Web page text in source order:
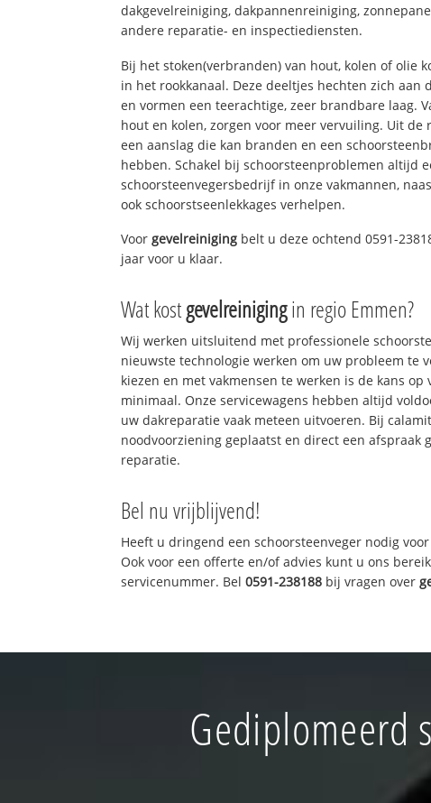
dakgevelreiniging, dakpannenreiniging,
andere reparatie- en inspectiediensten.
Bij het stoken(verbranden) van hout, kolen of olie
in het rookkanaal. Deze deeltjes hechten zich aan
en vormen een teerachtige, zeer brandbare laag.
hout en kolen, zorgen voor meer vervuiling. Uit de
een aanslag die kan branden en een
hebben. Schakel bij schoorsteenproblemen altijd
schoorsteenvegersbedrijf in onze vakmannen,
ook schoorstseenlekkages verhelpen.
Voorgevelreiniging belt u deze ochtend 0591-
jaar voor u klaar.
Wat kostgevelreinigingin regio Emmen?
Wij werken uitsluitend met professionele
nieuwste technologie werken om uw probleem te
kiezen en met vakmensen te werken is de kans
minimaal. Onze servicewagens hebben altijd
uw dakreparatie vaak meteen uitvoeren. Bij
noodvoorziening geplaatst en direct een afspraak
reparatie.
Bel nu vrijblijvend!
Heeft u dringend een schoorsteenveger nodig
Ook voor een offerte en/of advies kunt u ons
servicenummer. Bel0591-238188 bij vragen over
Gediplomeerd